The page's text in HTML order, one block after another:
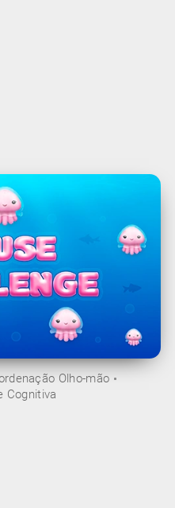
Olho-mão
Cognitiva